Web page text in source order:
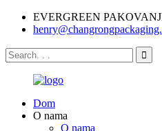
EVERGREEN
Dom
O nama
O nama